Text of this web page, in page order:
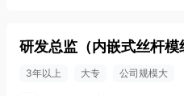
研发总监（内嵌式丝杆模
3年以上 大专 公司规模大